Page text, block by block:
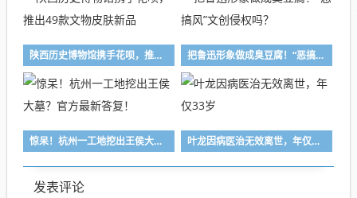
陕西历史博物馆携手花呗，推出49款文物皮肤新品 把鲁迅形象做成臭豆腐！“恶搞风”文创侵权吗？
惊呆！杭州一工地挖出王侯大墓？官方最新答复！ 叶龙因病医治无效离世，年仅33岁
发表评论